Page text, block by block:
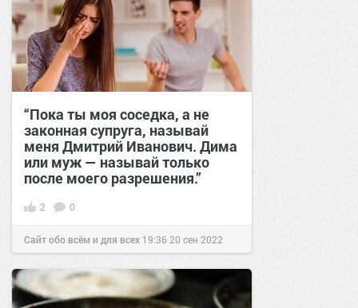
“Пока ты моя соседка, а не
законная супруга, называй
меня Дмитрий Иванович. Дима
или муж — называй только
после моего разрешения.”
2 0
Сайт обо всём и для всех 19:36 20 сен 2022